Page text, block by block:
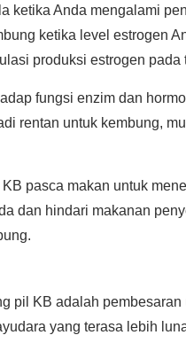
ketika Anda mengalami
ketika level estrogen
produksi estrogen pada
fungsi enzim dan
rentan untuk kembung,
pasca makan untuk
dan hindari makanan
pil KB adalah pembesaran
yang terasa lebih